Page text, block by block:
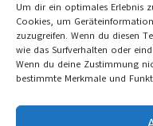
Um dir ein optimales Erlebnis
Cookies, um
zuzugreifen. Wenn du diesen
wie das Surfverhalten oder
Wenn du deine Zustimmung
bestimmte Merkmale und
modernen
16. Dezember 2011
Category:eBooks.
Tag:Descartes René ,